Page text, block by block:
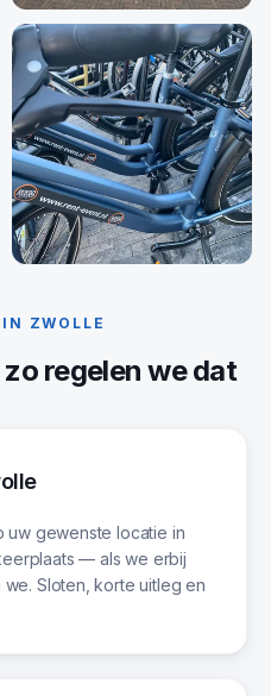
ZWOLLE
zo regelen we dat
gewenste locatie in
— als we erbij
Sloten, korte uitleg en